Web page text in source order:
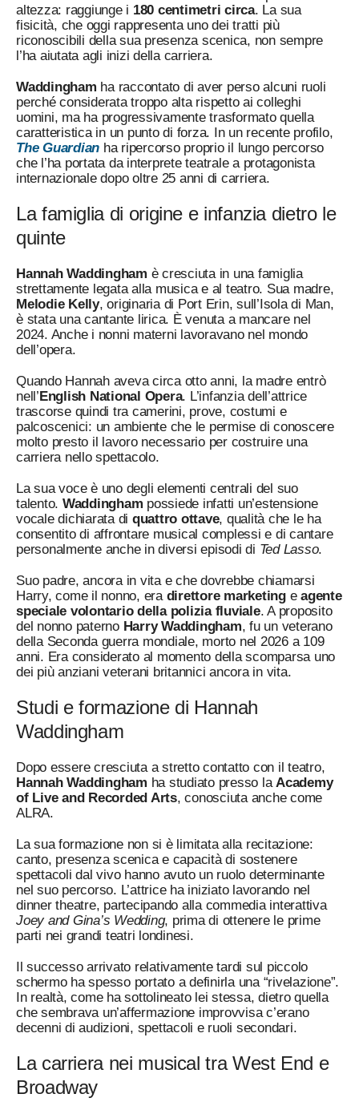
altezza: raggiunge i 180 centimetri circa. La sua
fisicità, che oggi rappresenta uno dei tratti più
riconoscibili della sua presenza scenica, non sempre
l’ha aiutata agli inizi della carriera.
Waddingham ha raccontato di aver perso alcuni ruoli
perché considerata troppo alta rispetto ai colleghi
uomini, ma ha progressivamente trasformato quella
caratteristica in un punto di forza. In un recente profilo,
The Guardian ha ripercorso proprio il lungo percorso
che l’ha portata da interprete teatrale a protagonista
internazionale dopo oltre 25 anni di carriera.
La famiglia di origine e infanzia dietro le
quinte
Hannah Waddingham è cresciuta in una famiglia
strettamente legata alla musica e al teatro. Sua madre,
Melodie Kelly, originaria di Port Erin, sull’Isola di Man,
è stata una cantante lirica. È venuta a mancare nel
2024. Anche i nonni materni lavoravano nel mondo
dell’opera.
Quando Hannah aveva circa otto anni, la madre entrò
nell’English National Opera. L’infanzia dell’attrice
trascorse quindi tra camerini, prove, costumi e
palcoscenici: un ambiente che le permise di conoscere
molto presto il lavoro necessario per costruire una
carriera nello spettacolo.
La sua voce è uno degli elementi centrali del suo
talento. Waddingham possiede infatti un’estensione
vocale dichiarata di quattro ottave, qualità che le ha
consentito di affrontare musical complessi e di cantare
personalmente anche in diversi episodi di Ted Lasso.
Suo padre, ancora in vita e che dovrebbe chiamarsi
Harry, come il nonno, era direttore marketingeagente
speciale volontario della polizia fluviale. A proposito
del nonno paterno Harry Waddingham, fu un veterano
della Seconda guerra mondiale, morto nel 2026 a 109
anni. Era considerato al momento della scomparsa uno
dei più anziani veterani britannici ancora in vita.
Studi e formazione di Hannah
Waddingham
Dopo essere cresciuta a stretto contatto con il teatro,
Hannah Waddingham ha studiato presso la Academy
of Live and Recorded Arts, conosciuta anche come
ALRA.
La sua formazione non si è limitata alla recitazione:
canto, presenza scenica e capacità di sostenere
spettacoli dal vivo hanno avuto un ruolo determinante
nel suo percorso. L’attrice ha iniziato lavorando nel
dinner theatre, partecipando alla commedia interattiva
Joey and Gina’s Wedding, prima di ottenere le prime
parti nei grandi teatri londinesi.
Il successo arrivato relativamente tardi sul piccolo
schermo ha spesso portato a definirla una “rivelazione”.
In realtà, come ha sottolineato lei stessa, dietro quella
che sembrava un’affermazione improvvisa c’erano
decenni di audizioni, spettacoli e ruoli secondari.
La carriera nei musical tra West End e
Broadway